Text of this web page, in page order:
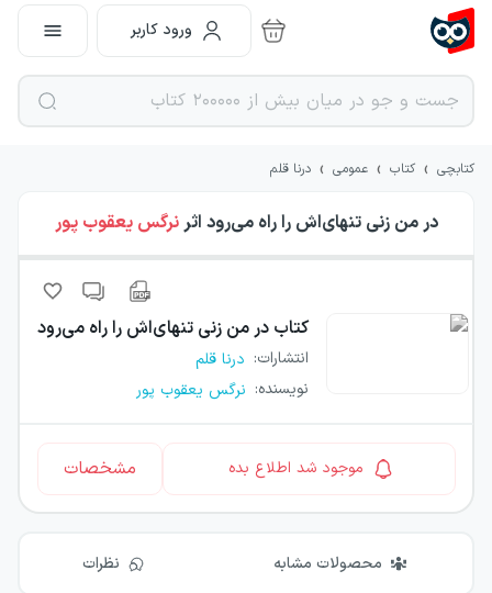
ورود کاربر
کتابچی › کتاب › عمومی › درنا قلم
در من زنی تنهای‌اش را راه می‌رود اثرنرگس یعقوب پور
کتاب در من زنی تنهای‌اش را راه می‌رود
انتشارات: درنا قلم
نویسنده: نرگس یعقوب پور
موجود شد اطلاع بده مشخصات
محصولات مشابه نظرات